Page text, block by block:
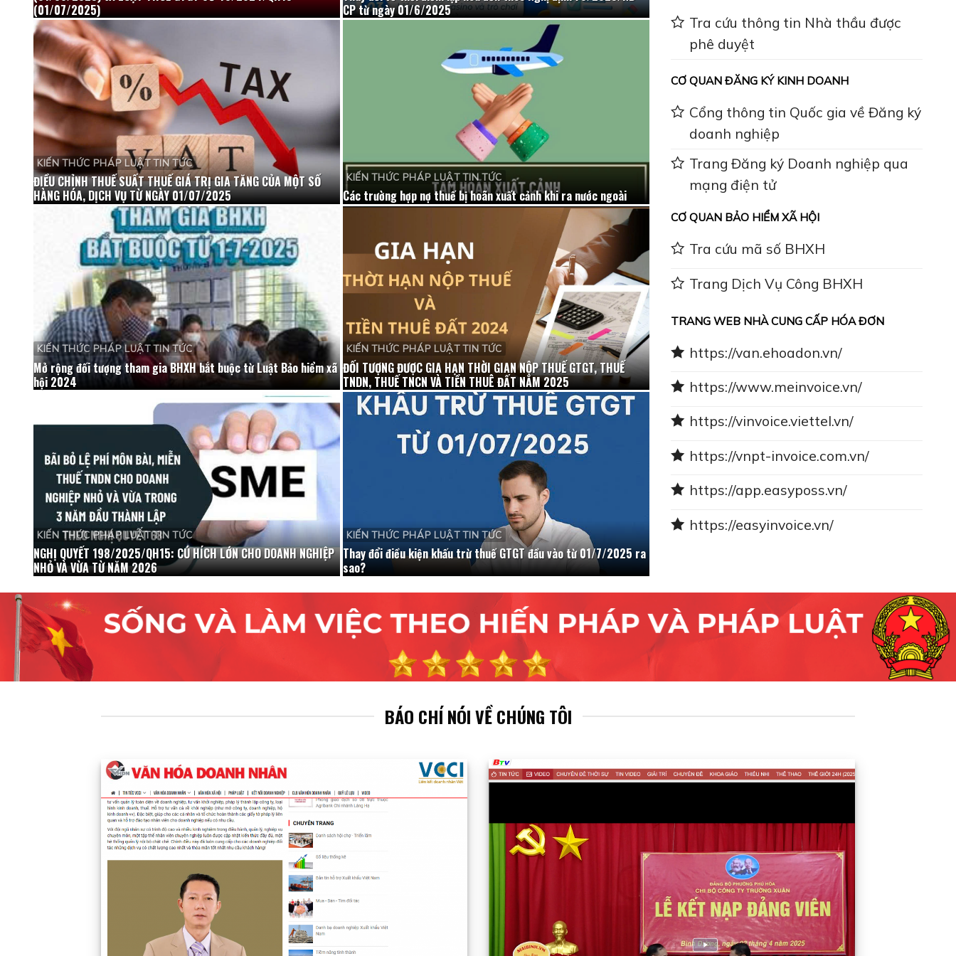
(01/07/2025)
CP từ ngày 01/6/2025
KIẾN THỨC PHÁP LUẬT TIN TỨC
ĐIỀU CHỈNH THUẾ SUẤT THUẾ GIÁ TRỊ GIA TĂNG CỦA MỘT SỐ
HÀNG HÓA, DỊCH VỤ TỪ NGÀY 01/07/2025
KIẾN THỨC PHÁP LUẬT TIN TỨC
Các trường hợp nợ thuế bị hoãn xuất cảnh khi ra nước ngoài
KIẾN THỨC PHÁP LUẬT TIN TỨC
Mở rộng đối tượng tham gia BHXH bắt buộc từ Luật Bảo hiểm xã
hội 2024
KIẾN THỨC PHÁP LUẬT TIN TỨC
ĐỐI TƯỢNG ĐƯỢC GIA HẠN THỜI GIAN NỘP THUẾ GTGT, THUẾ
TNDN, THUẾ TNCN VÀ TIỀN THUÊ ĐẤT NĂM 2025
KIẾN THỨC PHÁP LUẬT TIN TỨC
NGHỊ QUYẾT 198/2025/QH15: CÚ HÍCH LỚN CHO DOANH NGHIỆP
NHỎ VÀ VỪA TỪ NĂM 2026
KIẾN THỨC PHÁP LUẬT TIN TỨC
Thay đổi điều kiện khấu trừ thuế GTGT đầu vào từ 01/7/2025 ra
sao?
Tra cứu thông tin Nhà thầu được
phê duyệt
CƠ QUAN ĐĂNG KÝ KINH DOANH
Cổng thông tin Quốc gia về Đăng ký
doanh nghiệp
Trang Đăng ký Doanh nghiệp qua
mạng điện tử
CƠ QUAN BẢO HIỂM XÃ HỘI
Tra cứu mã số BHXH
Trang Dịch Vụ Công BHXH
TRANG WEB NHÀ CUNG CẤP HÓA ĐƠN
https://van.ehoadon.vn/
https://www.meinvoice.vn/
https://vinvoice.viettel.vn/
https://vnpt-invoice.com.vn/
https://app.easyposs.vn/
https://easyinvoice.vn/
BÁO CHÍ NÓI VỀ CHÚNG TÔI